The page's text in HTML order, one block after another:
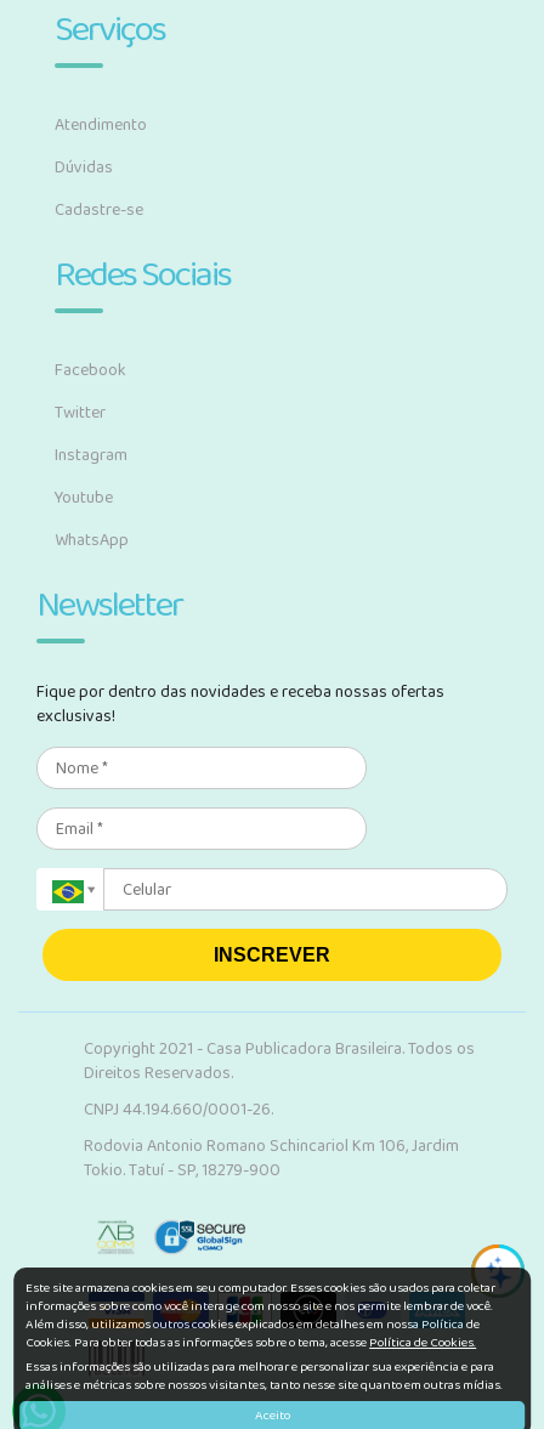
Serviços
Atendimento
Dúvidas
Cadastre-se
Redes Sociais
Facebook
Twitter
Instagram
Youtube
WhatsApp
Newsletter
Fique por dentro das novidades e receba nossas ofertas
exclusivas!
INSCREVER
Copyright 2021 - Casa Publicadora Brasileira. Todos os
Direitos Reservados.
CNPJ 44.194.660/0001-26.
Rodovia Antonio Romano Schincariol Km 106, Jardim
Tokio. Tatuí - SP, 18279-900
Este site armazena cookies em seu computador. Esses cookies são usados para coletar
informações sobre como você interage com nosso site e nos permite lembrar de você.
Além disso, utilizamos outros cookies explicados em detalhes em nossa Política de
Cookies. Para obter todas as informações sobre o tema, acessePolítica de Cookies.
Essas informações são utilizadas para melhorar e personalizar sua experiência e para
análises e métricas sobre nossos visitantes, tanto nesse site quanto em outras mídias.
Aceito